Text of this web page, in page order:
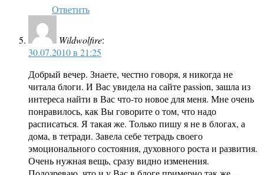
Ответить
Wildwolfire:
30.07.2010 в 21:25
Добрый вечер. Знаете, честно говоря, я никогда не
читала блоги. И Вас увидела на сайте passion, зашла из
интереса найти в Вас что-то новое для меня. Мне очень
понравилось, как Вы говорите о том, что надо
расписаться. Я такая же. Только пишу я не в блогах, а
дома, в тетради. Завела себе тетрадь своего
эмоционального состояния, духовного роста и развития.
Очень нужная вещь, сразу видно изменения.